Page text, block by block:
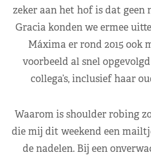
zeker aan het hof is dat geen
Gracia konden we ermee
Máxima er rond 2015 ook
voorbeeld al snel
collega’s, inclusief haar
Waarom is shoulder robing
die mij dit weekend een
de nadelen. Bij een